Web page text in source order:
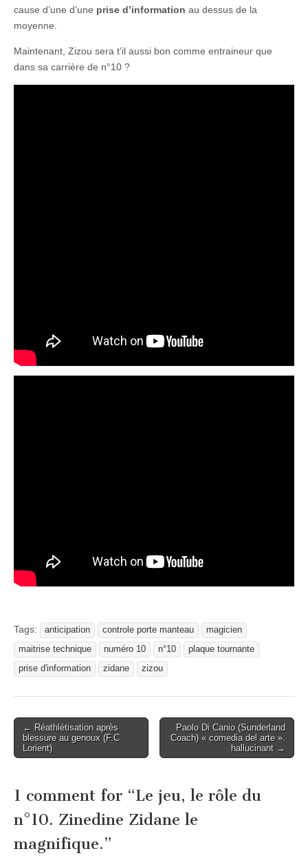
cause d’une d’une prise d’information au dessus de la
moyenne.
Maintenant, Zizou sera t’il aussi bon comme entraineur que
dans sa carrière de n°10 ?
Tags: anticipation controle porte manteau
magicien
maitrise technique
numéro 10 n°10
plaque tournante
prise d'information
zidane zizou
Post
navigation
← Réathlétisation après
blessure au genoux (F.C
Lorient)
Paolo Di Canio (Sunderland
Coach) « comedia del arte ».
hallucinant →
1 comment for “Le jeu, le rôle du
n°10. Zinedine Zidane le
magnifique.”